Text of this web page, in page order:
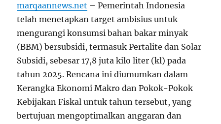
marqaannews.net – Pemerintah Indonesia
telah menetapkan target ambisius untuk
mengurangi konsumsi bahan bakar minyak
(BBM) bersubsidi, termasuk Pertalite dan Solar
Subsidi, sebesar 17,8 juta kilo liter (kl) pada
tahun 2025. Rencana ini diumumkan dalam
Kerangka Ekonomi Makro dan Pokok-Pokok
Kebijakan Fiskal untuk tahun tersebut, yang
bertujuan mengoptimalkan anggaran dan